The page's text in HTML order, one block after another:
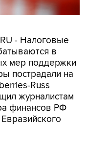
- Налоговые
в
мер поддержки
пострадали на
Russ
журналистам
финансов РФ